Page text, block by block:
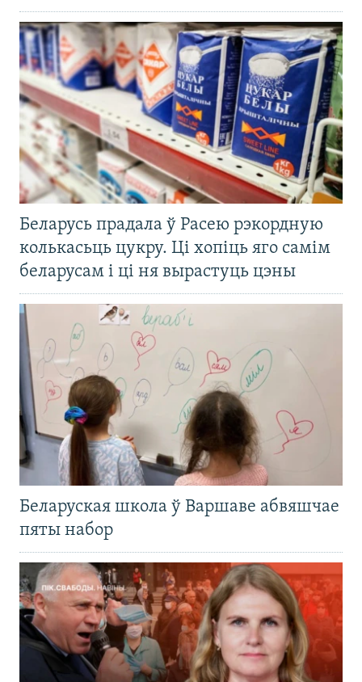
Беларусь прадала ў Расею рэкордную
колькасьць цукру. Ці хопіць яго самім
беларусам і ці ня вырастуць цэны
Беларуская школа ў Варшаве абвяшчае
пяты набор